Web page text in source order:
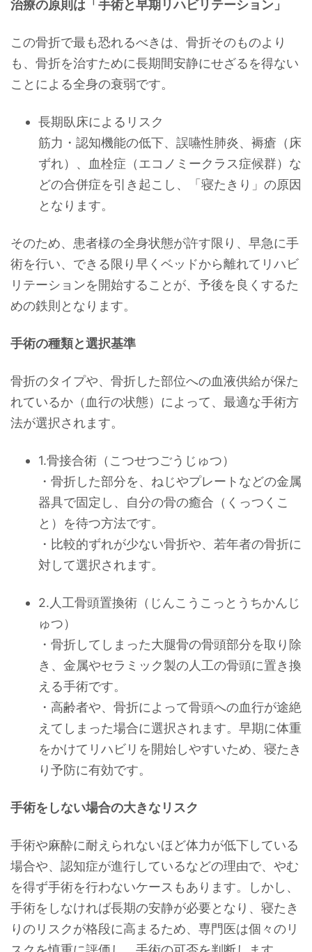
治療の原則は「手術と早期リハビリテーション」
この骨折で最も恐れるべきは、骨折そのものより
も、骨折を治すために長期間安静にせざるを得ない
ことによる全身の衰弱です。
長期臥床によるリスク
筋力・認知機能の低下、誤嚥性肺炎、褥瘡（床
ずれ）、血栓症（エコノミークラス症候群）な
どの合併症を引き起こし、「寝たきり」の原因
となります。
そのため、患者様の全身状態が許す限り、早急に手
術を行い、できる限り早くベッドから離れてリハビ
リテーションを開始することが、予後を良くするた
めの鉄則となります。
手術の種類と選択基準
骨折のタイプや、骨折した部位への血液供給が保た
れているか（血行の状態）によって、最適な手術方
法が選択されます。
1.骨接合術（こつせつごうじゅつ）
・骨折した部分を、ねじやプレートなどの金属
器具で固定し、自分の骨の癒合（くっつくこ
と）を待つ方法です。
・比較的ずれが少ない骨折や、若年者の骨折に
対して選択されます。
2.人工骨頭置換術（じんこうこっとうちかんじ
ゅつ）
・骨折してしまった大腿骨の骨頭部分を取り除
き、金属やセラミック製の人工の骨頭に置き換
える手術です。
・高齢者や、骨折によって骨頭への血行が途絶
えてしまった場合に選択されます。早期に体重
をかけてリハビリを開始しやすいため、寝たき
り予防に有効です。
手術をしない場合の大きなリスク
手術や麻酔に耐えられないほど体力が低下している
場合や、認知症が進行しているなどの理由で、やむ
を得ず手術を行わないケースもあります。しかし、
手術をしなければ長期の安静が必要となり、寝たき
りのリスクが格段に高まるため、専門医は個々のリ